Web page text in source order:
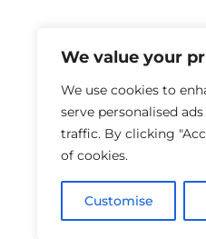
We value your
We use cookies to
serve personalised
traffic. By clicking
of cookies.
Customise